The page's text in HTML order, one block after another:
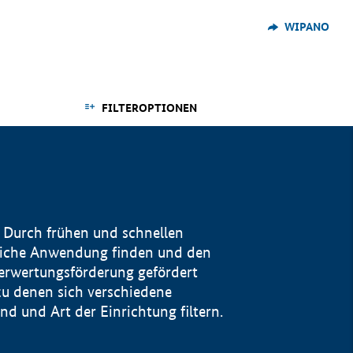
WIPANO
FILTEROPTIONEN
frühen und schnellen
Anwendung finden und den
gefördert
denen sich verschiedene
und Art der Einrichtung filtern.